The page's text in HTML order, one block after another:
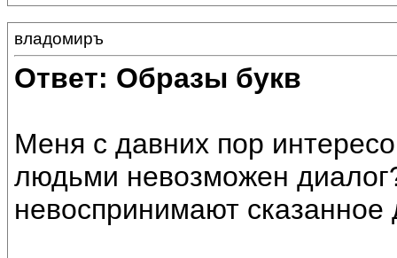
владомиръ
Ответ: Образы букв
Меня с давних пор
людьми невозможен
невоспринимают